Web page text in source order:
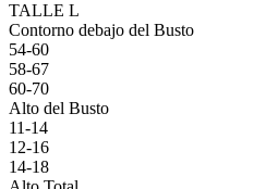
TALLE L
Contorno debajo del Busto
54-60
58-67
60-70
Alto del Busto
11-14
12-16
14-18